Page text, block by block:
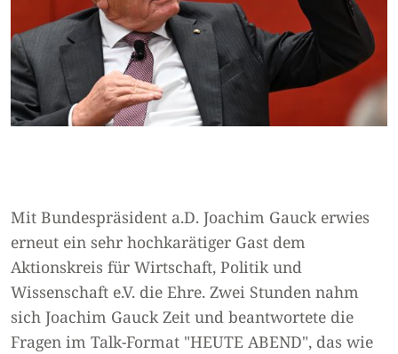
Mit Bundespräsident a.D. Joachim Gauck erwies
erneut ein sehr hochkarätiger Gast dem
Aktionskreis für Wirtschaft, Politik und
Wissenschaft e.V. die Ehre. Zwei Stunden nahm
sich Joachim Gauck Zeit und beantwortete die
Fragen im Talk-Format "HEUTE ABEND", das wie